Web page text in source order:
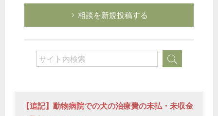
相談を新規投稿する
【追記】動物病院での犬の治療費の未払・未収金